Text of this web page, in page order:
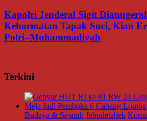
Kapolri Jenderal Sigit
Kehormatan Tapak Suci, Kian
Polri–Muhammadiyah
Terkini
Budaya & Sejarah Jabodetabek